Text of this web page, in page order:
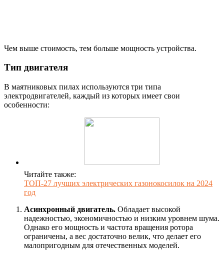
Чем выше стоимость, тем больше мощность устройства.
Тип двигателя
В маятниковых пилах используются три типа
электродвигателей, каждый из которых имеет свои
особенности:
Читайте также:
ТОП-27 лучших электрических газонокосилок на 2024
год
Асинхронный двигатель. Обладает высокой
надежностью, экономичностью и низким уровнем шума.
Однако его мощность и частота вращения ротора
ограничены, а вес достаточно велик, что делает его
малопригодным для отечественных моделей.